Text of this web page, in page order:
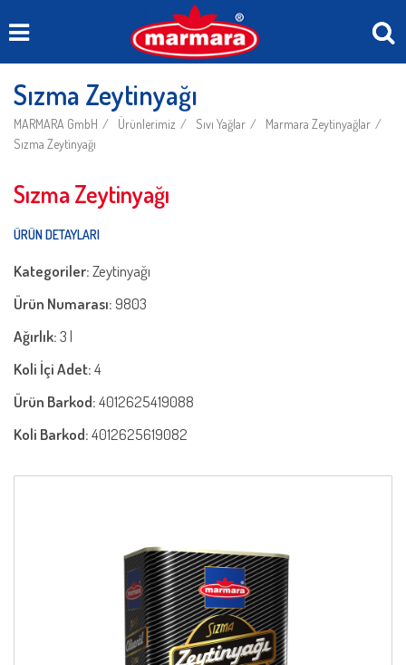
Sızma Zeytinyağı
MARMARA GmbH Ürünlerimiz Sıvı Yağlar
Marmara Zeytinyağlar
Sızma Zeytinyağı
Sızma Zeytinyağı
ÜRÜN DETAYLARI
Kategoriler:Zeytinyağı
Ürün Numarası:9803
Ağırlık:3 l
Koli İçi Adet:4
Ürün Barkod:4012625419088
Koli Barkod:4012625619082